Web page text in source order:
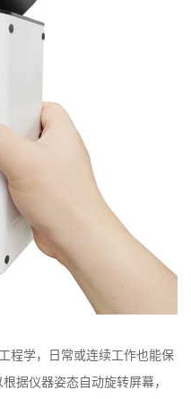
程学，日常或连续工作也能保
据仪器姿态自动旋转屏幕，